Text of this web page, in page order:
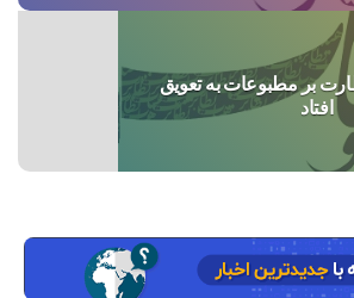
بر مطبوعات به تعویق
افتاد